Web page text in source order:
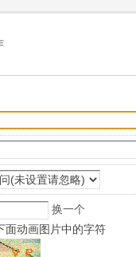
换一个
面动画图片中的字符